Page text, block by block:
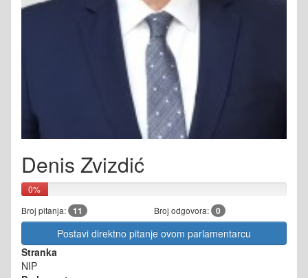
Denis Zvizdić
0%
Broj pitanja: 11 Broj odgovora: 0
Postavi direktno pitanje ovom parlamentarcu
Stranka
NIP